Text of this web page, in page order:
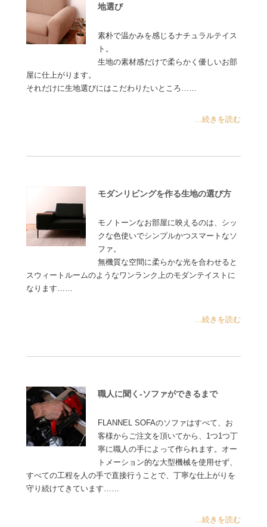
地選び
素朴で温かみを感じるナチュラルテイス
ト。
生地の素材感だけで柔らかく優しいお部
屋に仕上がります。
それだけに生地選びにはこだわりたいところ……
...続きを読む
モダンリビングを作る生地の選び方
モノトーンなお部屋に映えるのは、シッ
クな色使いでシンプルかつスマートなソ
ファ。
無機質な空間に柔らかな光を合わせると
スウィートルームのようなワンランク上のモダンテイストに
なります……
...続きを読む
職人に聞く-ソファができるまで
FLANNEL SOFAのソファはすべて、お
客様からご注文を頂いてから、1つ1つ丁
寧に職人の手によって作られます。オー
トメーション的な大型機械を使用せず、
すべての工程を人の手で直接行うことで、丁寧な仕上がりを
守り続けてきています……
...続きを読む